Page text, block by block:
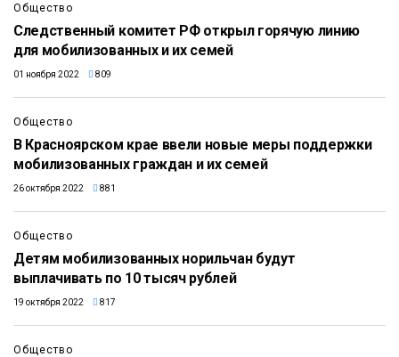
Общество
Следственный комитет РФ открыл горячую линию
для мобилизованных и их семей
01 ноября 2022 809
Общество
В Красноярском крае ввели новые меры поддержки
мобилизованных граждан и их семей
26 октября 2022 881
Общество
Детям мобилизованных норильчан будут
выплачивать по 10 тысяч рублей
19 октября 2022 817
Общество